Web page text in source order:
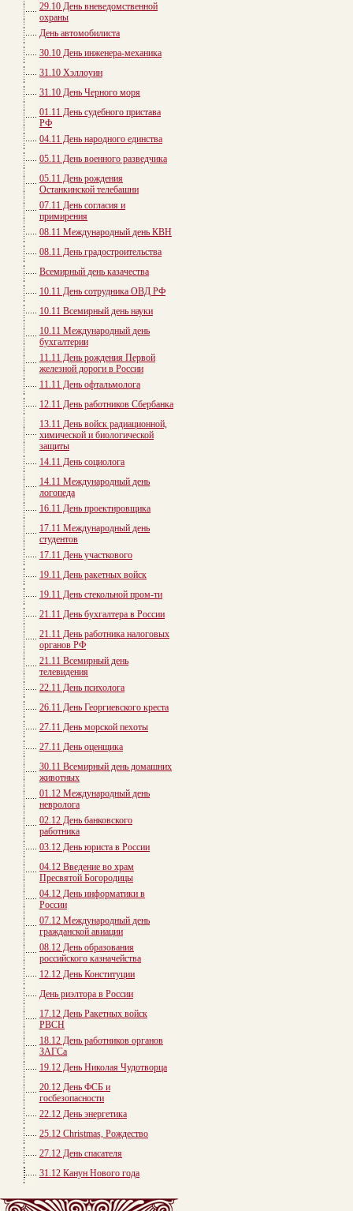
29.10 День вневедомственной
охраны
День автомобилиста
30.10 День инженера-механика
31.10 Хэллоуин
31.10 День Черного моря
01.11 День судебного пристава
РФ
04.11 День народного единства
05.11 День военного разведчика
05.11 День рождения
Останкинской телебашни
07.11 День согласия и
примирения
08.11 Международный день КВН
08.11 День градостроительства
Всемирный день казачества
10.11 День сотрудника ОВД РФ
10.11 Всемирный день науки
10.11 Международный день
бухгалтерии
11.11 День рождения Первой
железной дороги в России
11.11 День офтальмолога
12.11 День работников Сбербанка
13.11 День войск радиационной,
химической и биологической
защиты
14.11 День социолога
14.11 Международный день
логопеда
16.11 День проектировщика
17.11 Международный день
студентов
17.11 День участкового
19.11 День ракетных войск
19.11 День стекольной пром-ти
21.11 День бухгалтера в России
21.11 День работника налоговых
органов РФ
21.11 Всемирный день
телевидения
22.11 День психолога
26.11 День Георгиевского креста
27.11 День морской пехоты
27.11 День оценщика
30.11 Всемирный день домашних
животных
01.12 Международный день
невролога
02.12 День банковского
работника
03.12 День юриста в России
04.12 Введение во храм
Пресвятой Богородицы
04.12 День информатики в
России
07.12 Международный день
гражданской авиации
08.12 День образования
российского казначейства
12.12 День Конституции
День риэлтора в России
17.12 День Ракетных войск
РВСН
18.12 День работников органов
ЗАГСа
19.12 День Николая Чудотворца
20.12 День ФСБ и
госбезопасности
22.12 День энергетика
25.12 Christmas, Рождество
27.12 День спасателя
31.12 Канун Нового года